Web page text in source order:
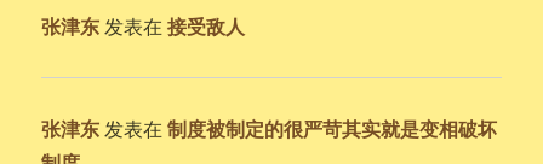
张津东 发表在接受敌人
张津东 发表在制度被制定的很严苛其实就是变相破坏